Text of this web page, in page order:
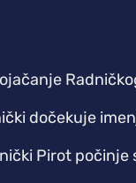
dočekuje
Pirot počinje